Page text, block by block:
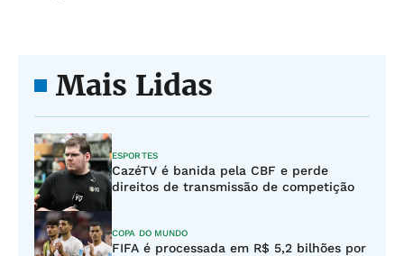
Mais Lidas
ESPORTES
CazéTV é banida pela CBF e perde
direitos de transmissão de competição
COPA DO MUNDO
FIFA é processada em R$ 5,2 bilhões por